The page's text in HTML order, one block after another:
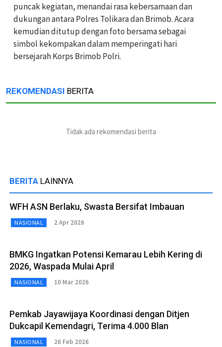
puncak kegiatan, menandai rasa kebersamaan dan
dukungan antara Polres Tolikara dan Brimob. Acara
kemudian ditutup dengan foto bersama sebagai
simbol kekompakan dalam memperingati hari
bersejarah Korps Brimob Polri.
REKOMENDASI BERITA
Tidak ada rekomendasi berita
BERITA LAINNYA
WFH ASN Berlaku, Swasta Bersifat Imbauan
NASIONAL 2 Apr 2026
BMKG Ingatkan Potensi Kemarau Lebih Kering di
2026, Waspada Mulai April
NASIONAL 10 Mar 2026
Pemkab Jayawijaya Koordinasi dengan Ditjen
Dukcapil Kemendagri, Terima 4.000 Blan
NASIONAL 26 Feb 2026